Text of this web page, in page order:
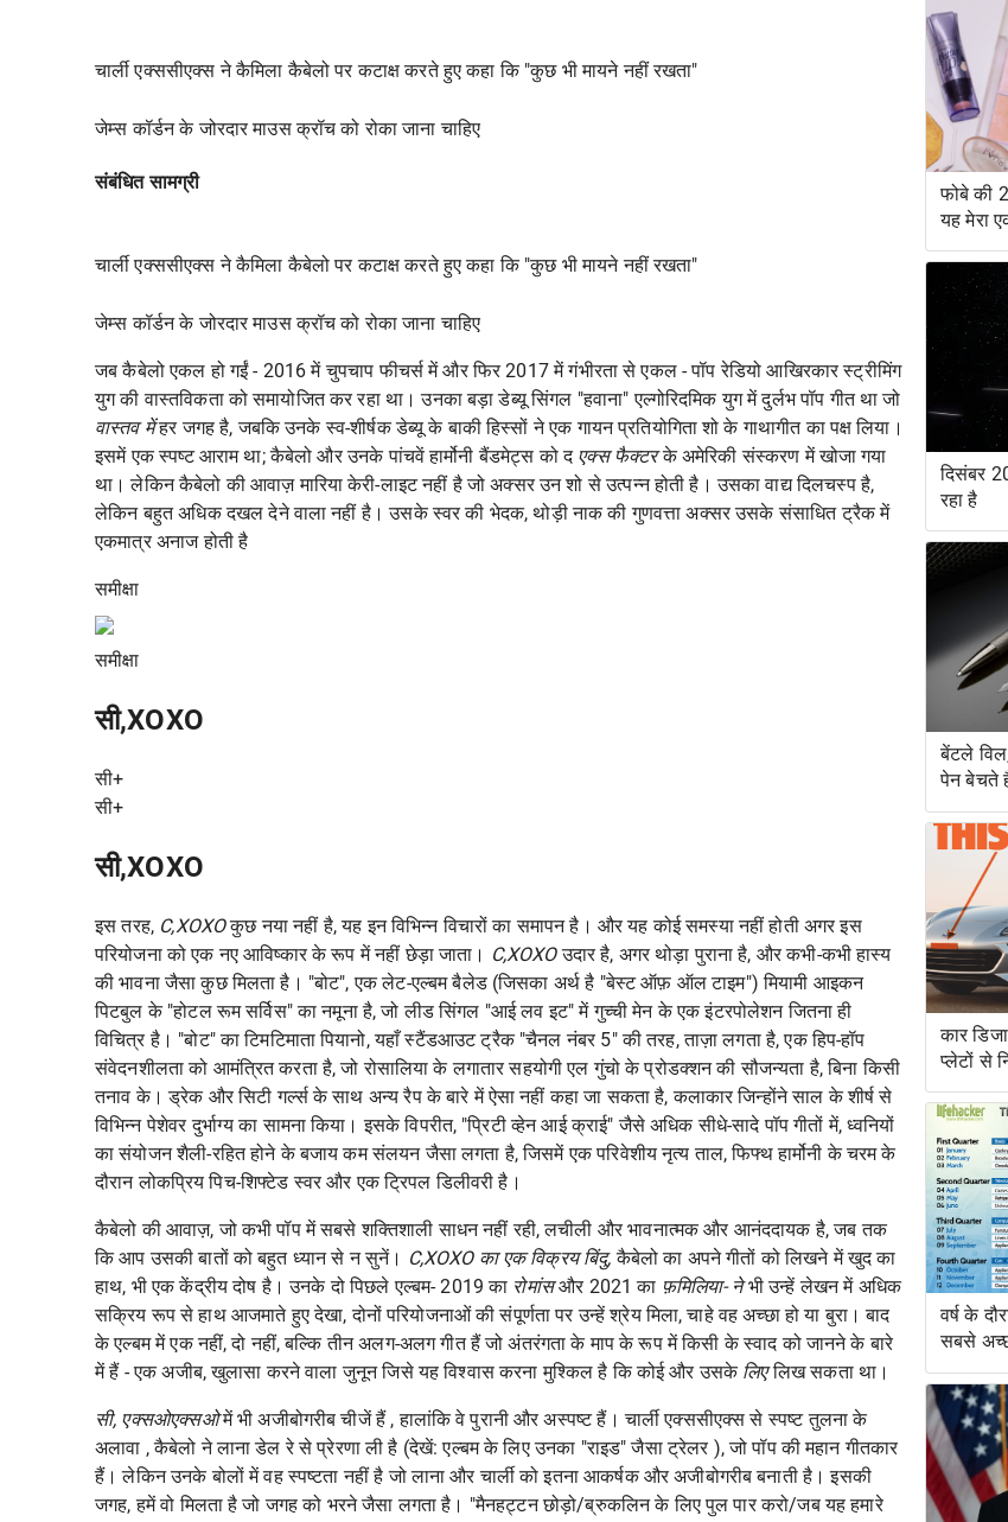
चार्ली एक्ससीएक्स ने कैमिला कैबेलो पर कटाक्ष करते हुए कहा कि "कुछ भी मायने नहीं रखता"
जेम्स कॉर्डन के जोरदार माउस क्रॉच को रोका जाना चाहिए
संबंधित सामग्री
चार्ली एक्ससीएक्स ने कैमिला कैबेलो पर कटाक्ष करते हुए कहा कि "कुछ भी मायने नहीं रखता"
जेम्स कॉर्डन के जोरदार माउस क्रॉच को रोका जाना चाहिए
जब कैबेलो एकल हो गईं - 2016 में चुपचाप फीचर्स में और फिर 2017 में गंभीरता से एकल - पॉप रेडियो आखिरकार स्ट्रीमिंग
युग की वास्तविकता को समायोजित कर रहा था। उनका बड़ा डेब्यू सिंगल "हवाना" एल्गोरिदमिक युग में दुर्लभ पॉप गीत था जो
वास्तव मेंहर जगह है, जबकि उनके स्व-शीर्षक डेब्यू के बाकी हिस्सों ने एक गायन प्रतियोगिता शो के गाथागीत का पक्ष लिया।
इसमें एक स्पष्ट आराम था; कैबेलो और उनके पांचवें हार्मोनी बैंडमेट्स को द एक्स फैक्टरके अमेरिकी संस्करण में खोजा गया
था। लेकिन कैबेलो की आवाज़ मारिया केरी-लाइट नहीं है जो अक्सर उन शो से उत्पन्न होती है। उसका वाद्य दिलचस्प है,
लेकिन बहुत अधिक दखल देने वाला नहीं है। उसके स्वर की भेदक, थोड़ी नाक की गुणवत्ता अक्सर उसके संसाधित ट्रैक में
एकमात्र अनाज होती है
समीक्षा
समीक्षा
सी,XOXO
सी+
सी+
सी,XOXO
इस तरह, C,XOXOकुछ नया नहीं है, यह इन विभिन्न विचारों का समापन है। और यह कोई समस्या नहीं होती अगर इस
परियोजना को एक नए आविष्कार के रूप में नहीं छेड़ा जाता। C,XOXOउदार है, अगर थोड़ा पुराना है, और कभी-कभी हास्य
की भावना जैसा कुछ मिलता है। "बोट", एक लेट-एल्बम बैलेड (जिसका अर्थ है "बेस्ट ऑफ़ ऑल टाइम") मियामी आइकन
पिटबुल के "होटल रूम सर्विस" का नमूना है, जो लीड सिंगल "आई लव इट" में गुच्ची मेन के एक इंटरपोलेशन जितना ही
विचित्र है। "बोट" का टिमटिमाता पियानो, यहाँ स्टैंडआउट ट्रैक "चैनल नंबर 5" की तरह, ताज़ा लगता है, एक हिप-हॉप
संवेदनशीलता को आमंत्रित करता है, जो रोसालिया के लगातार सहयोगी एल गुंचो के प्रोडक्शन की सौजन्यता है, बिना किसी
तनाव के। ड्रेक और सिटी गर्ल्स के साथ अन्य रैप के बारे में ऐसा नहीं कहा जा सकता है, कलाकार जिन्होंने साल के शीर्ष से
विभिन्न पेशेवर दुर्भाग्य का सामना किया। इसके विपरीत, "प्रिटी व्हेन आई क्राई" जैसे अधिक सीधे-सादे पॉप गीतों में, ध्वनियों
का संयोजन शैली-रहित होने के बजाय कम संलयन जैसा लगता है, जिसमें एक परिवेशीय नृत्य ताल, फिफ्थ हार्मोनी के चरम के
दौरान लोकप्रिय पिच-शिफ्टेड स्वर और एक ट्रिपल डिलीवरी है।
कैबेलो की आवाज़, जो कभी पॉप में सबसे शक्तिशाली साधन नहीं रही, लचीली और भावनात्मक और आनंददायक है, जब तक
कि आप उसकी बातों को बहुत ध्यान से न सुनें। C,XOXO का एक विक्रय बिंदु, कैबेलो का अपने गीतों को लिखने में खुद का
हाथ, भी एक केंद्रीय दोष है। उनके दो पिछले एल्बम- 2019 का रोमांसऔर 2021 का फ़मिलिया- नेभी उन्हें लेखन में अधिक
सक्रिय रूप से हाथ आजमाते हुए देखा, दोनों परियोजनाओं की संपूर्णता पर उन्हें श्रेय मिला, चाहे वह अच्छा हो या बुरा। बाद
के एल्बम में एक नहीं, दो नहीं, बल्कि तीन अलग-अलग गीत हैं जो अंतरंगता के माप के रूप में किसी के स्वाद को जानने के बारे
में हैं - एक अजीब, खुलासा करने वाला जुनून जिसे यह विश्वास करना मुश्किल है कि कोई और उसके लिए लिख सकता था।
सी, एक्सओएक्सओमें भी अजीबोगरीब चीजें हैं , हालांकि वे पुरानी और अस्पष्ट हैं।चार्ली एक्ससीएक्स से स्पष्ट तुलना के
अलावा , कैबेलो ने लाना डेल रे से प्रेरणा ली है (देखें:एल्बम के लिए उनका "राइड" जैसा ट्रेलर ), जो पॉप की महान गीतकार
हैं। लेकिन उनके बोलों में वह स्पष्टता नहीं है जो लाना और चार्ली को इतना आकर्षक और अजीबोगरीब बनाती है। इसकी
जगह, हमें वो मिलता है जो जगह को भरने जैसा लगता है। "मैनहट्टन छोड़ो/ब्रुकलिन के लिए पुल पार करो/जब यह हमारे
फोबे की
यह मेरा
दिसंबर
रहा है
बेंटले
पेन बेचते
कार
प्लेटों से
हैं
वर्ष के
सबसे